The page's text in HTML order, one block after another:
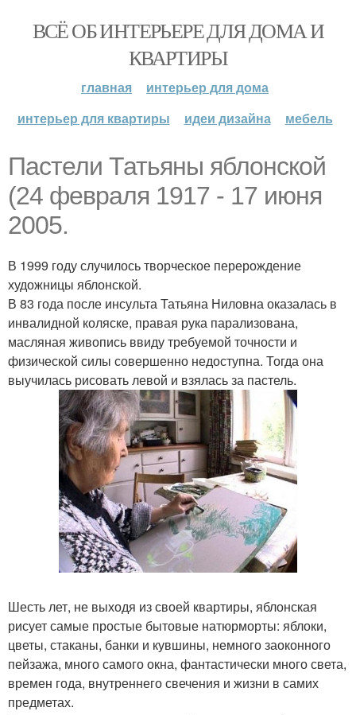
ВСЁ ОБ ИНТЕРЬЕРЕ ДЛЯ ДОМА И
КВАРТИРЫ
главная
интерьер для дома
интерьер для квартиры
идеи дизайна мебель
Пастели Татьяны яблонской
(24 февраля 1917 - 17 июня
2005.
В 1999 году случилось творческое перерождение
художницы яблонской.
В 83 года после инсульта Татьяна Ниловна оказалась в
инвалидной коляске, правая рука парализована,
масляная живопись ввиду требуемой точности и
физической силы совершенно недоступна. Тогда она
выучилась рисовать левой и взялась за пастель.
Шесть лет, не выходя из своей квартиры, яблонская
рисует самые простые бытовые натюрморты: яблоки,
цветы, стаканы, банки и кувшины, немного заоконного
пейзажа, много самого окна, фантастически много света,
времен года, внутреннего свечения и жизни в самих
предметах.